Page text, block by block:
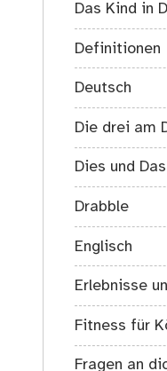
Das Kind in
Definitionen
Deutsch
Die drei am
Dies und Das
Drabble
Englisch
Erlebnisse
Fitness für
Fragen an